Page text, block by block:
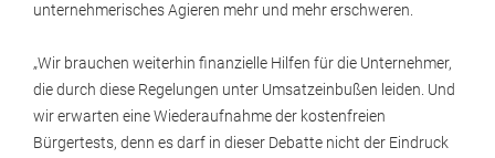
unternehmerisches Agieren mehr und mehr erschweren.
„Wir brauchen weiterhin finanzielle Hilfen für die Unternehmer,
die durch diese Regelungen unter Umsatzeinbußen leiden. Und
wir erwarten eine Wiederaufnahme der kostenfreien
Bürgertests, denn es darf in dieser Debatte nicht der Eindruck